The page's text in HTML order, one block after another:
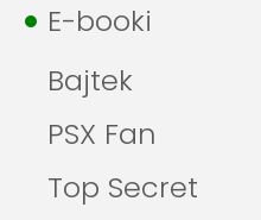
E-booki
Bajtek
PSX Fan
Top Secret